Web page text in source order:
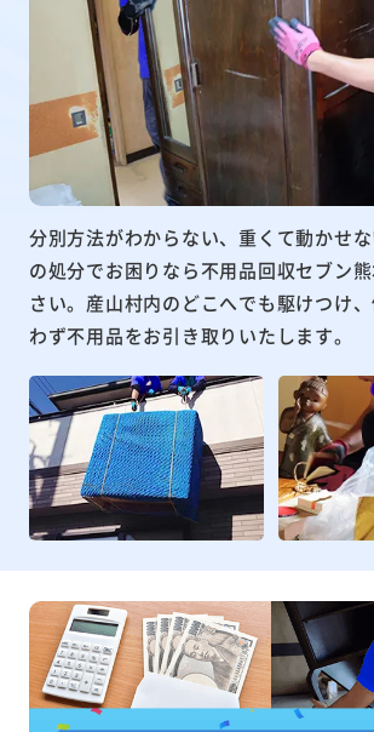
分別方法がわからない、重くて動かせ
の処分でお困りなら不用品回収セブン
さい。産山村内のどこへでも駆けつけ
わず不用品をお引き取りいたします。